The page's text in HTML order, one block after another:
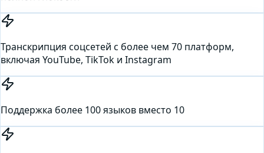
Транскрипция соцсетей с более чем 70 платформ,
включая YouTube, TikTok и Instagram
Поддержка более 100 языков вместо 10